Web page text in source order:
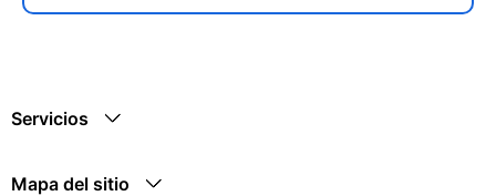
Servicios
Mapa del sitio